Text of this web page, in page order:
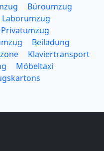
Büroumzug
Laborumzug
Privatumzug
Beiladung
Klaviertransport
Möbeltaxi